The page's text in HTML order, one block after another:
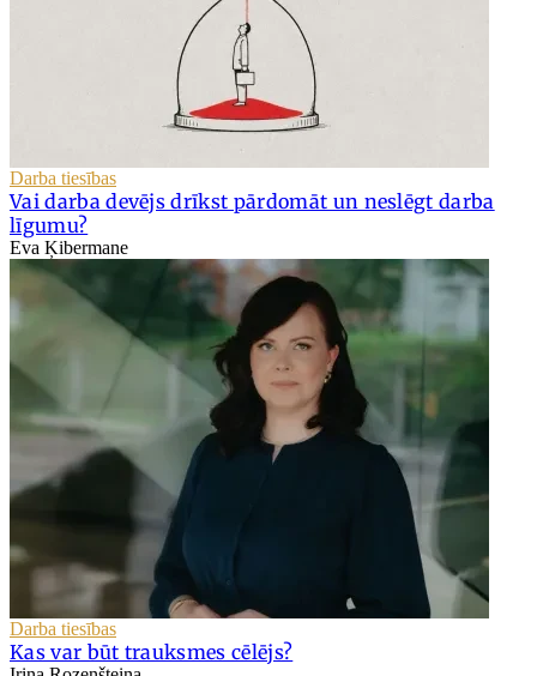
Darba tiesības
Vai darba devējs drīkst pārdomāt un neslēgt darba
līgumu?
Eva Ķibermane
Darba tiesības
Kas var būt trauksmes cēlējs?